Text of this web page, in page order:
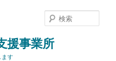
援事業所
ます
索